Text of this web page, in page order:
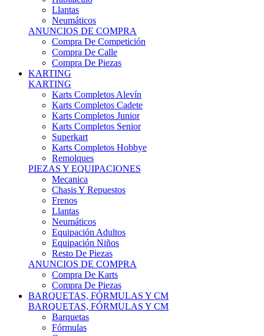
Neumáticos
ANUNCIOS DE COMPRA
Compra De Competición
Compra De Calle
Compra De Piezas
KARTING
KARTING
Karts Completos Alevín
Karts Completos Cadete
Karts Completos Junior
Karts Completos Senior
Superkart
Karts Completos Hobbye
Remolques
PIEZAS Y EQUIPACIONES
Mecanica
Chasis Y Repuestos
Frenos
Llantas
Neumáticos
Equipación Adultos
Equipación Niños
Resto De Piezas
ANUNCIOS DE COMPRA
Compra De Karts
Compra De Piezas
BARQUETAS, FÓRMULAS Y CM
BARQUETAS, FÓRMULAS Y CM
Barquetas
Fórmulas
Cm
Prototipos